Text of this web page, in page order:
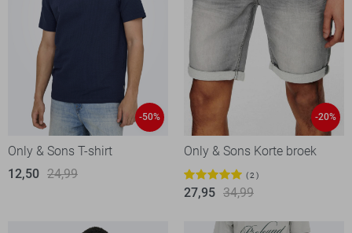
-50%
Only & Sons T-shirt
12,50 24,99
-20%
Only & Sons Korte broek
2
27,95 34,99